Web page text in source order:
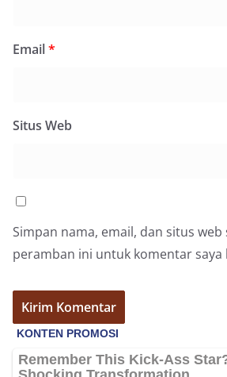
Email*
Situs Web
Simpan nama, email, dan situs web
peramban ini untuk komentar saya